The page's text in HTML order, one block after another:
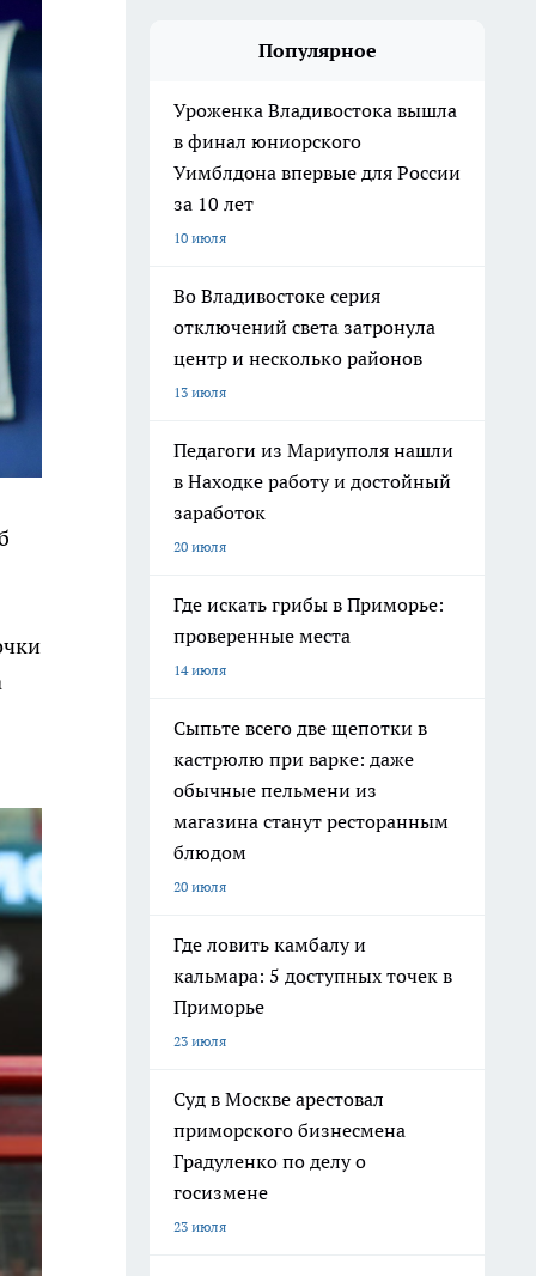
Популярное
Уроженка Владивостока вышла
в финал юниорского
Уимблдона впервые для России
за 10 лет
10 июля
Во Владивостоке серия
отключений света затронула
центр и несколько районов
13 июля
Педагоги из Мариуполя нашли
в Находке работу и достойный
заработок
20 июля
Где искать грибы в Приморье:
проверенные места
14 июля
Сыпьте всего две щепотки в
кастрюлю при варке: даже
обычные пельмени из
магазина станут ресторанным
блюдом
20 июля
Где ловить камбалу и
кальмара: 5 доступных точек в
Приморье
23 июля
Суд в Москве арестовал
приморского бизнесмена
Градуленко по делу о
госизмене
23 июля